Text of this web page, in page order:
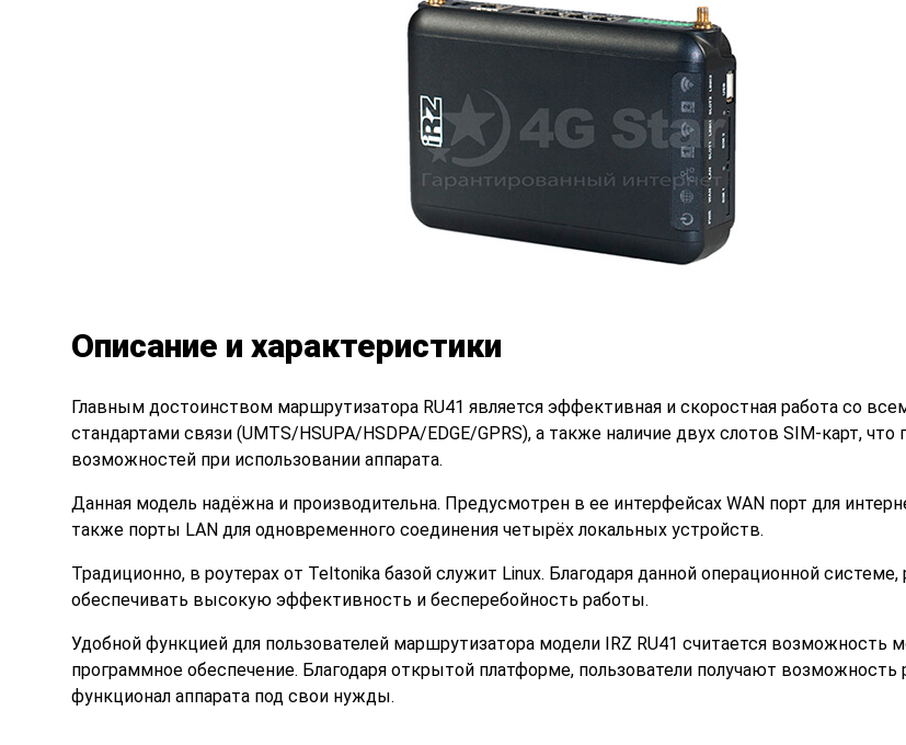
Описание и характеристики
Главным достоинством маршрутизатора RU41 является эффективная и скоростная работа со
стандартами связи (UMTS/HSUPA/HSDPA/EDGE/GPRS), а также наличие двух слотов SIM-карт, что
возможностей при использовании аппарата.
Данная модель надёжна и производительна. Предусмотрен в ее интерфейсах WAN порт для
также порты LAN для одновременного соединения четырёх локальных устройств.
Традиционно, в роутерах от Teltonika базой служит Linux. Благодаря данной операционной системе,
обеспечивать высокую эффективность и бесперебойность работы.
Удобной функцией для пользователей маршрутизатора модели IRZ RU41 считается возможность
программное обеспечение. Благодаря открытой платформе, пользователи получают возможность
функционал аппарата под свои нужды.